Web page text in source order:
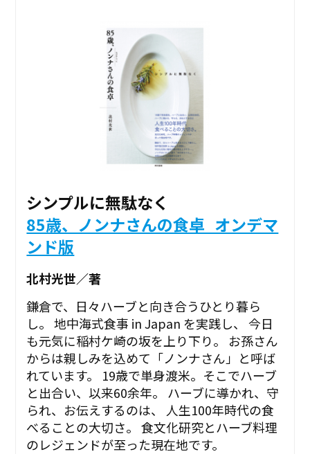
シンプルに無駄なく
85歳、ノンナさんの食卓_オンデマ
ンド版
北村光世／著
鎌倉で、日々ハーブと向き合うひとり暮ら
し。 地中海式食事 in Japan を実践し、 今日
も元気に稲村ケ崎の坂を上り下り――。 お孫さん
からは親しみを込めて「ノンナさん」と呼ば
れています。 19歳で単身渡米。そこでハーブ
と出合い、以来60余年。 ハーブに導かれ、守
られ、お伝えするのは、 人生100年時代の食
べることの大切さ。 食文化研究とハーブ料理
のレジェンドが至った現在地です。